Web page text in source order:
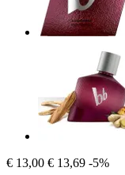
€ 13,00 € 13,69 -5%